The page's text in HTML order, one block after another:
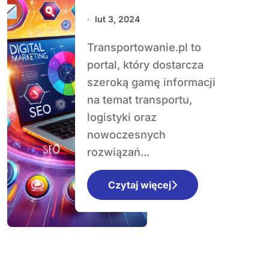
wiedzy o
logistyce
lut 3, 2024
Transportowanie.pl to
portal, który dostarcza
szeroką gamę informacji
na temat transportu,
logistyki oraz
nowoczesnych
rozwiązań...
Czytaj więcej